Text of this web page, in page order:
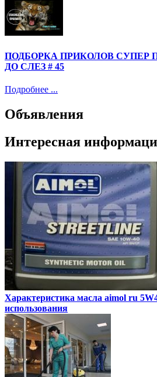
ПОДБОРКА ПРИКОЛОВ
ДО СЛЕЗ # 45
Подробнее ...
Объявления
Интересная
Характеристика масла aimol ru
использования